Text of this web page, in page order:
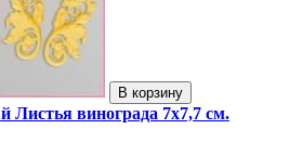
В корзину
Листья винограда 7х7,7 см.